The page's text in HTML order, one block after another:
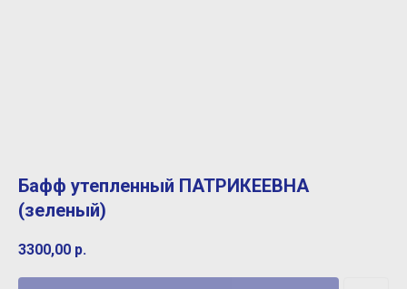
Бафф утепленный ПАТРИКЕЕВНА
(зеленый)
3300,00 р.